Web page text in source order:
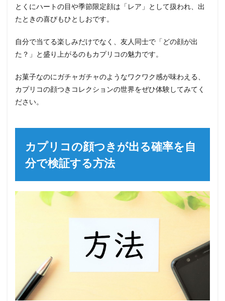
とくにハートの目や季節限定顔は「レア」として扱われ、出
たときの喜びもひとしおです。
自分で当てる楽しみだけでなく、友人同士で「どの顔が出
た？」と盛り上がるのもカプリコの魅力です。
お菓子なのにガチャガチャのようなワクワク感が味わえる、
カプリコの顔つきコレクションの世界をぜひ体験してみてく
ださい。
カプリコの顔つきが出る確率を自
分で検証する方法